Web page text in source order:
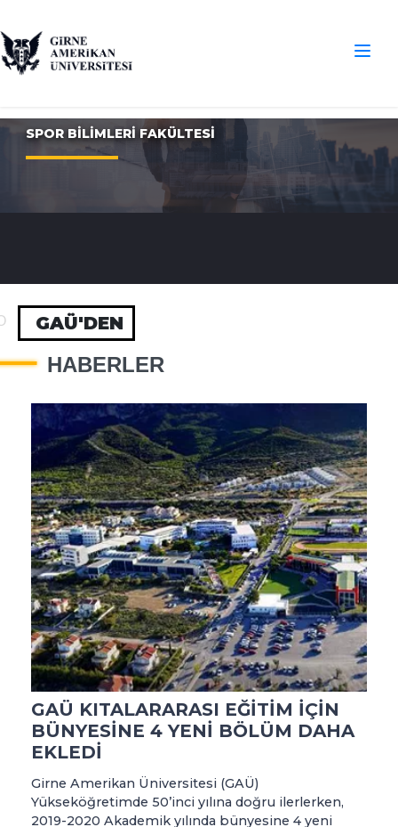
SPOR BİLİMLERİ FAKÜLTESİ
GAÜ'DEN
HABERLER
GAÜ KITALARARASI EĞİTİM İÇİN
BÜNYESİNE 4 YENİ BÖLÜM DAHA
EKLEDİ
Girne Amerikan Üniversitesi (GAÜ)
Yükseköğretimde 50’inci yılına doğru ilerlerken,
2019-2020 Akademik yılında bünyesine 4 yeni